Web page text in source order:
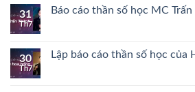
31
Th7
Báo cáo thần số học MC Trấn
30
Th7
Lập báo cáo thần số học của